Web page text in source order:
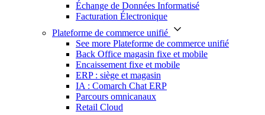
Échange de Données Informatisé
Facturation Électronique
Plateforme de commerce unifié
See more Plateforme de commerce unifié
Back Office magasin fixe et mobile
Encaissement fixe et mobile
ERP : siège et magasin
IA : Comarch Chat ERP
Parcours omnicanaux
Retail Cloud